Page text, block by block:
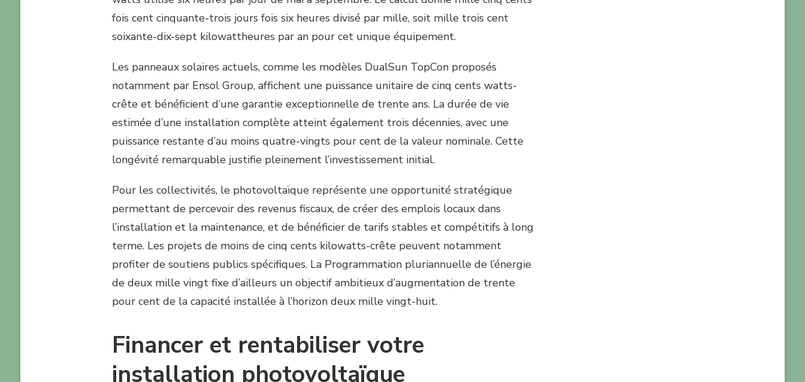
fois cent cinquante-trois jours fois six heures divisé par mille, soit mille trois cent
soixante-dix-sept kilowattheures par an pour cet unique équipement.
Les panneaux solaires actuels, comme les modèles DualSun TopCon proposés
notamment par Ensol Group, affichent une puissance unitaire de cinq cents watts-
crête et bénéficient d’une garantie exceptionnelle de trente ans. La durée de vie
estimée d’une installation complète atteint également trois décennies, avec une
puissance restante d’au moins quatre-vingts pour cent de la valeur nominale. Cette
longévité remarquable justifie pleinement l’investissement initial.
Pour les collectivités, le photovoltaïque représente une opportunité stratégique
permettant de percevoir des revenus fiscaux, de créer des emplois locaux dans
l’installation et la maintenance, et de bénéficier de tarifs stables et compétitifs à long
terme. Les projets de moins de cinq cents kilowatts-crête peuvent notamment
profiter de soutiens publics spécifiques. La Programmation pluriannuelle de l’énergie
de deux mille vingt fixe d’ailleurs un objectif ambitieux d’augmentation de trente
pour cent de la capacité installée à l’horizon deux mille vingt-huit.
Financer et rentabiliser votre
installation photovoltaïque